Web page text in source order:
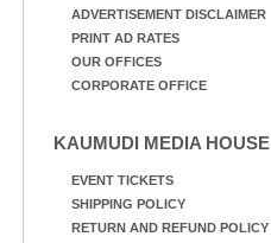
ADVERTISEMENT DISCLAIMER
PRINT AD RATES
OUR OFFICES
CORPORATE OFFICE
KAUMUDI MEDIA HOUSE
EVENT TICKETS
SHIPPING POLICY
RETURN AND REFUND POLICY